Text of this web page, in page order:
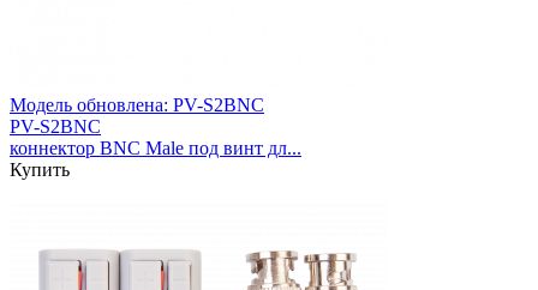
Модель обновлена: PV-S2BNC
PV-S2BNC
коннектор BNC Male под винт дл...
Купить